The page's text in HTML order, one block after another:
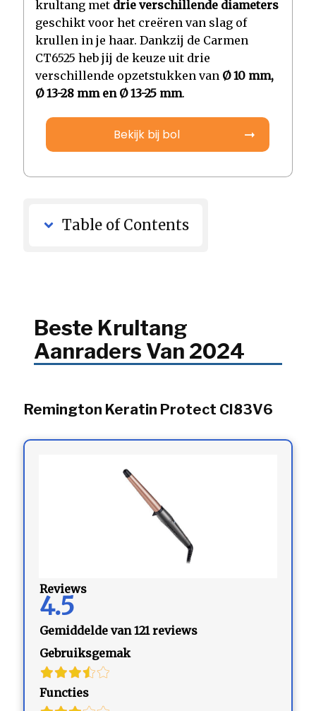
krultang met drie verschillende diameters
geschikt voor het creëren van slag of
krullen in je haar. Dankzij de Carmen
CT6525 heb jij de keuze uit drie
verschillende opzetstukken van Ø 10 mm,
Ø 13-28 mm en Ø 13-25 mm.
Bekijk bij bol
Table of Contents
Beste Krultang
Aanraders Van 2024
Remington Keratin Protect CI83V6
Reviews
4.5
Gemiddelde van 121 reviews
Gebruiksgemak
Functies